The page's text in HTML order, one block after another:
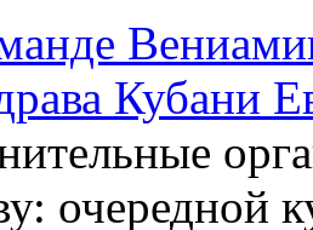
Кубани
очередной